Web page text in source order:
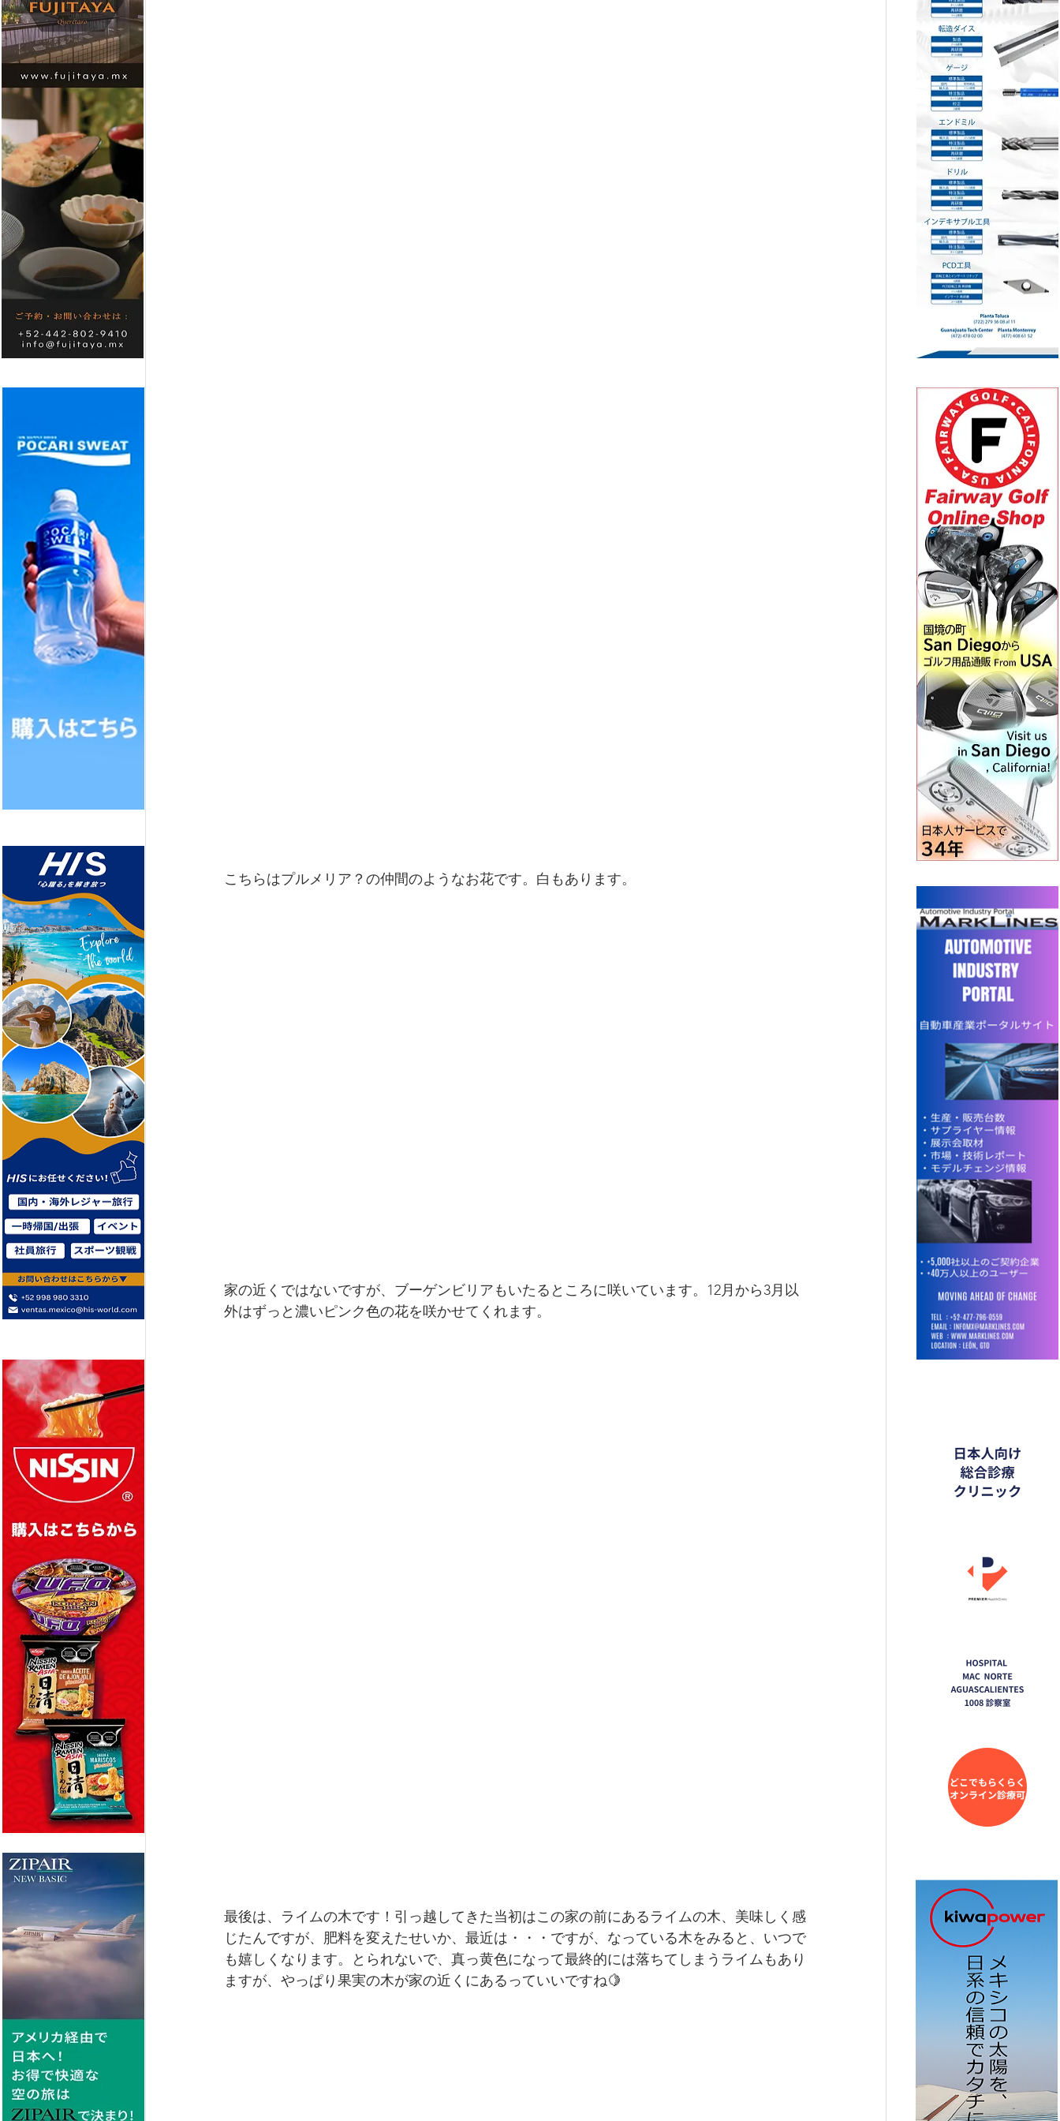
こちらはプルメリア？の仲間のようなお花です。白もあります。
家の近くではないですが、ブーゲンビリアもいたるところに咲いています。12月から3月以
外はずっと濃いピンク色の花を咲かせてくれます。
最後は、ライムの木です！引っ越してきた当初はこの家の前にあるライムの木、美味しく感
じたんですが、肥料を変えたせいか、最近は・・・ですが、なっている木をみると、いつで
も嬉しくなります。とられないで、真っ黄色になって最終的には落ちてしまうライムもあり
ますが、やっぱり果実の木が家の近くにあるっていいですね🍋